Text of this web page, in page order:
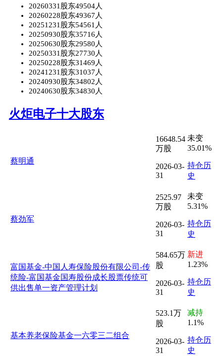
20260331股东49504人
20260228股东49367人
20251231股东54561人
20250930股东35716人
20250630股东29580人
20250331股东27730人
20250228股东31469人
20241231股东31037人
20240930股东34802人
20240630股东34830人
火炬电子十大股东
蔡明通
16648.54
万股
2026-03-
31
未变
35.01%
持仓历
史
蔡劲军
2525.97
万股
2026-03-
31
未变
5.31%
持仓历
史
富国基金-中国人寿保险股份有限公司-传
统险-富国基金国寿股份成长股票传统可
供出售单一资产管理计划
584.65万
股
2026-03-
31
新进
1.23%
持仓历
史
基本养老保险基金一六零三二组合
523.1万
股
2026-03-
31
减持
1.1%
持仓历
史